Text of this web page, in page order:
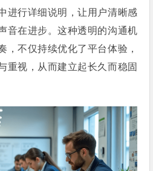
进行详细说明，让用户清晰感
音在进步。这种透明的沟通机
，不仅持续优化了平台体验，
重视，从而建立起长久而稳固